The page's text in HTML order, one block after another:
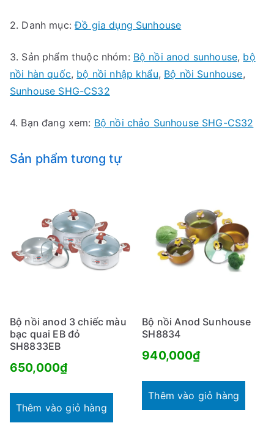
2. Danh mục:Đồ gia dụng Sunhouse
3. Sản phẩm thuộc nhóm: Bộ nồi anod sunhouse, bộ
nồi hàn quốc, bộ nồi nhập khẩu, Bộ nồi Sunhouse,
Sunhouse SHG-CS32
4. Bạn đang xem: Bộ nồi chảo Sunhouse SHG-CS32
Sản phẩm tương tự
Bộ nồi anod 3 chiếc màu
bạc quai EB đỏ
SH8833EB
650,000₫
Thêm vào giỏ hàng
Bộ nồi Anod Sunhouse
SH8834
940,000₫
Thêm vào giỏ hàng